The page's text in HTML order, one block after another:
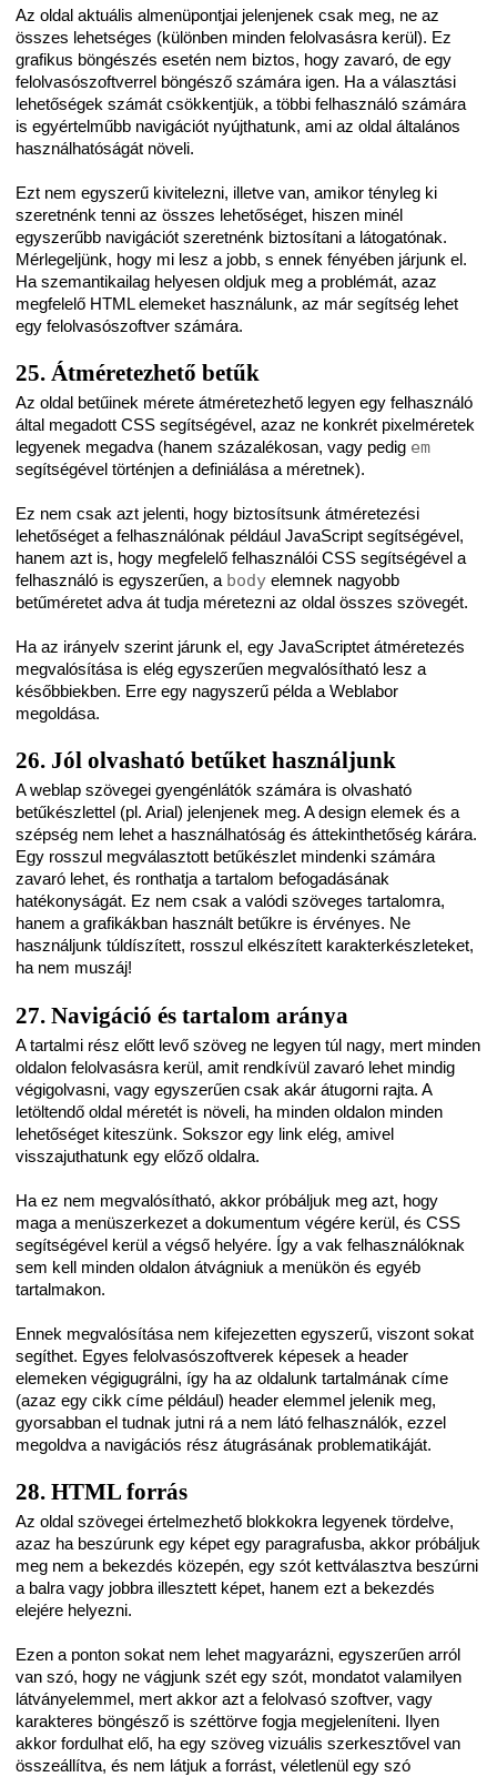
Az oldal aktuális almenüpontjai jelenjenek csak meg, ne az
összes lehetséges (különben minden felolvasásra kerül). Ez
grafikus böngészés esetén nem biztos, hogy zavaró, de egy
felolvasószoftverrel böngésző számára igen. Ha a választási
lehetőségek számát csökkentjük, a többi felhasználó számára
is egyértelműbb navigációt nyújthatunk, ami az oldal általános
használhatóságát növeli.
Ezt nem egyszerű kivitelezni, illetve van, amikor tényleg ki
szeretnénk tenni az összes lehetőséget, hiszen minél
egyszerűbb navigációt szeretnénk biztosítani a látogatónak.
Mérlegeljünk, hogy mi lesz a jobb, s ennek fényében járjunk el.
Ha szemantikailag helyesen oldjuk meg a problémát, azaz
megfelelő HTML elemeket használunk, az már segítség lehet
egy felolvasószoftver számára.
25. Átméretezhető betűk
Az oldal betűinek mérete átméretezhető legyen egy felhasználó
által megadott CSS segítségével, azaz ne konkrét pixelméretek
legyenek megadva (hanem százalékosan, vagy pedig em
segítségével történjen a definiálása a méretnek).
Ez nem csak azt jelenti, hogy biztosítsunk átméretezési
lehetőséget a felhasználónak például JavaScript segítségével,
hanem azt is, hogy megfelelő felhasználói CSS segítségével a
felhasználó is egyszerűen, a body elemnek nagyobb
betűméretet adva át tudja méretezni az oldal összes szövegét.
Ha az irányelv szerint járunk el, egy JavaScriptet átméretezés
megvalósítása is elég egyszerűen megvalósítható lesz a
későbbiekben. Erre egy nagyszerű példa a Weblabor
megoldása.
26. Jól olvasható betűket használjunk
A weblap szövegei gyengénlátók számára is olvasható
betűkészlettel (pl. Arial) jelenjenek meg. A design elemek és a
szépség nem lehet a használhatóság és áttekinthetőség kárára.
Egy rosszul megválasztott betűkészlet mindenki számára
zavaró lehet, és ronthatja a tartalom befogadásának
hatékonyságát. Ez nem csak a valódi szöveges tartalomra,
hanem a grafikákban használt betűkre is érvényes. Ne
használjunk túldíszített, rosszul elkészített karakterkészleteket,
ha nem muszáj!
27. Navigáció és tartalom aránya
A tartalmi rész előtt levő szöveg ne legyen túl nagy, mert minden
oldalon felolvasásra kerül, amit rendkívül zavaró lehet mindig
végigolvasni, vagy egyszerűen csak akár átugorni rajta. A
letöltendő oldal méretét is növeli, ha minden oldalon minden
lehetőséget kiteszünk. Sokszor egy link elég, amivel
visszajuthatunk egy előző oldalra.
Ha ez nem megvalósítható, akkor próbáljuk meg azt, hogy
maga a menüszerkezet a dokumentum végére kerül, és CSS
segítségével kerül a végső helyére. Így a vak felhasználóknak
sem kell minden oldalon átvágniuk a menükön és egyéb
tartalmakon.
Ennek megvalósítása nem kifejezetten egyszerű, viszont sokat
segíthet. Egyes felolvasószoftverek képesek a header
elemeken végigugrálni, így ha az oldalunk tartalmának címe
(azaz egy cikk címe például) header elemmel jelenik meg,
gyorsabban el tudnak jutni rá a nem látó felhasználók, ezzel
megoldva a navigációs rész átugrásának problematikáját.
28. HTML forrás
Az oldal szövegei értelmezhető blokkokra legyenek tördelve,
azaz ha beszúrunk egy képet egy paragrafusba, akkor próbáljuk
meg nem a bekezdés közepén, egy szót kettválasztva beszúrni
a balra vagy jobbra illesztett képet, hanem ezt a bekezdés
elejére helyezni.
Ezen a ponton sokat nem lehet magyarázni, egyszerűen arról
van szó, hogy ne vágjunk szét egy szót, mondatot valamilyen
látványelemmel, mert akkor azt a felolvasó szoftver, vagy
karakteres böngésző is széttörve fogja megjeleníteni. Ilyen
akkor fordulhat elő, ha egy szöveg vizuális szerkesztővel van
összeállítva, és nem látjuk a forrást, véletlenül egy szó